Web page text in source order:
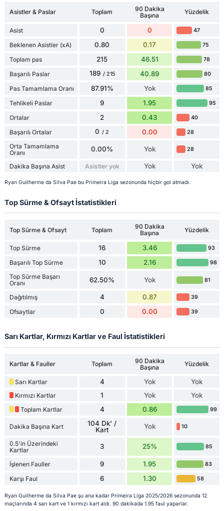
Asistler & Paslar Toplam
90 Dakika
Başına
Yüzdelik
Asist 0 0 47
Beklenen Asistler (xA) 0.80 0.17 75
Toplam pas 215 46.51 78
Başarılı Paslar 189 / 215 40.89 80
Pas Tamamlama Oranı 87.91% Yok 85
Tehlikeli Paslar 9 1.95 95
Ortalar 2 0.43 40
Başarılı Ortalar 0 / 2 0.00 28
Orta Tamamlama
Oranı
0.00% Yok 28
Dakika Başına Asist Asistler yok Yok Yok
Ryan Guilherme da Silva Pae bu Primeira Liga sezonunda hiçbir gol atmadı.
Top Sürme & Ofsayt İstatistikleri
Top Sürme & Ofsayt Toplam
90 Dakika
Başına
Yüzdelik
Top Sürme 16 3.46 93
Başarılı Top Sürme 10 2.16 98
Top Sürme Başarı
Oranı
62.50% Yok 81
Dağıtılmış 4 0.87 39
Ofsaytlar 0 0.00 39
Sarı Kartlar, Kırmızı Kartlar ve Faul İstatistikleri
Kartlar & Fauller Toplam
90 Dakika
Başına
Yüzdelik
Sarı Kartlar 4 Yok Yok
Kırmızı Kartlar 1 Yok Yok
Toplam Kartlar 4 0.86 99
Dakika Başına Kart
104 Dk' /
Kart
Yok 10
0.5'in Üzerindeki
Kartlar
3 25% 85
İşlenen Fauller 9 1.95 83
Karşı Faul 6 1.30 58
Ryan Guilherme da Silva Pae şu ana kadar Primeira Liga 2025/2026 sezonunda 12
maçlarında 4 sarı kart ve 1 kırmızı kart aldı. 90 dakikada 1.95 faul yaparlar.